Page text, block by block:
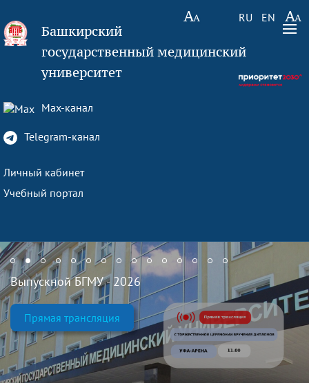
RU EN
Башкирский
государственный медицинский
университет
Max-канал
Telegram-канал
Личный кабинет
Учебный портал
Выпускной БГМУ - 2026
Прямая трансляция